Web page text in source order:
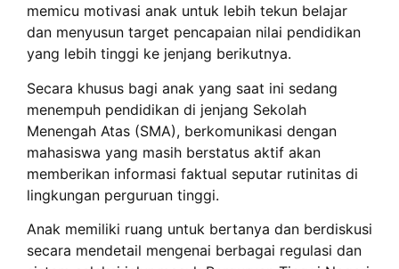
memicu motivasi anak untuk lebih tekun belajar
dan menyusun target pencapaian nilai pendidikan
yang lebih tinggi ke jenjang berikutnya.
Secara khusus bagi anak yang saat ini sedang
menempuh pendidikan di jenjang Sekolah
Menengah Atas (SMA), berkomunikasi dengan
mahasiswa yang masih berstatus aktif akan
memberikan informasi faktual seputar rutinitas di
lingkungan perguruan tinggi.
Anak memiliki ruang untuk bertanya dan berdiskusi
secara mendetail mengenai berbagai regulasi dan